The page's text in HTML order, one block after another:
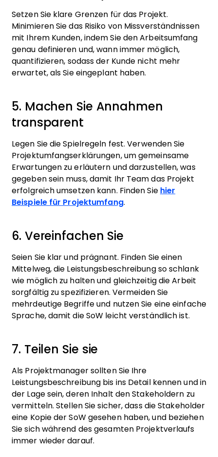
Setzen Sie klare Grenzen für das Projekt.
Minimieren Sie das Risiko von Missverständnissen
mit Ihrem Kunden, indem Sie den Arbeitsumfang
genau definieren und, wann immer möglich,
quantifizieren, sodass der Kunde nicht mehr
erwartet, als Sie eingeplant haben.
5. Machen Sie Annahmen
transparent
Legen Sie die Spielregeln fest. Verwenden Sie
Projektumfangserklärungen, um gemeinsame
Erwartungen zu erläutern und darzustellen, was
gegeben sein muss, damit Ihr Team das Projekt
erfolgreich umsetzen kann. Finden Sie hier
Beispiele für Projektumfang.
6. Vereinfachen Sie
Seien Sie klar und prägnant. Finden Sie einen
Mittelweg, die Leistungsbeschreibung so schlank
wie möglich zu halten und gleichzeitig die Arbeit
sorgfältig zu spezifizieren. Vermeiden Sie
mehrdeutige Begriffe und nutzen Sie eine einfache
Sprache, damit die SoW leicht verständlich ist.
7. Teilen Sie sie
Als Projektmanager sollten Sie Ihre
Leistungsbeschreibung bis ins Detail kennen und in
der Lage sein, deren Inhalt den Stakeholdern zu
vermitteln. Stellen Sie sicher, dass die Stakeholder
eine Kopie der SoW gesehen haben, und beziehen
Sie sich während des gesamten Projektverlaufs
immer wieder darauf.